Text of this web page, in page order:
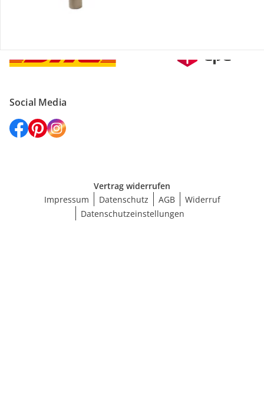
Social Media
Vertrag widerrufen
Impressum
Datenschutz AGB
Widerruf
Datenschutzeinstellungen